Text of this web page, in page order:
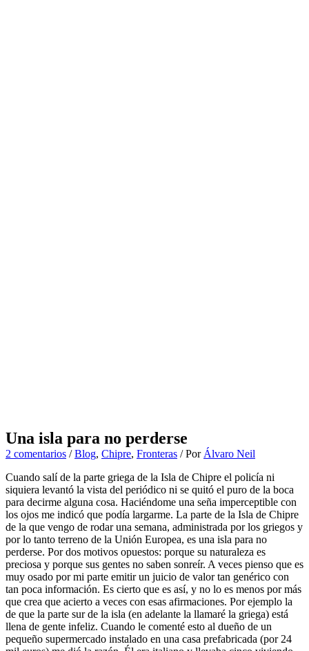
Una isla para no perderse
2 comentarios /Blog, Chipre, Fronteras / Por Álvaro Neil
Cuando salí de la parte griega de la Isla de Chipre el policía ni
siquiera levantó la vista del periódico ni se quitó el puro de la boca
para decirme alguna cosa. Haciéndome una seña imperceptible con
los ojos me indicó que podía largarme. La parte de la Isla de Chipre
de la que vengo de rodar una semana, administrada por los griegos y
por lo tanto terreno de la Unión Europea, es una isla para no
perderse. Por dos motivos opuestos: porque su naturaleza es
preciosa y porque sus gentes no saben sonreír. A veces pienso que es
muy osado por mi parte emitir un juicio de valor tan genérico con
tan poca información. Es cierto que es así, y no lo es menos por más
que crea que acierto a veces con esas afirmaciones. Por ejemplo la
de que la parte sur de la isla (en adelante la llamaré la griega) está
llena de gente infeliz. Cuando le comenté esto al dueño de un
pequeño supermercado instalado en una casa prefabricada (por 24